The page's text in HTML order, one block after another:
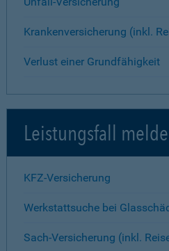
Krankenversicherung (inkl.
Verlust einer Grundfähigkeit
Leistungsfall
KFZ-Versicherung
Werkstattsuche bei
Sach-Versicherung (inkl.